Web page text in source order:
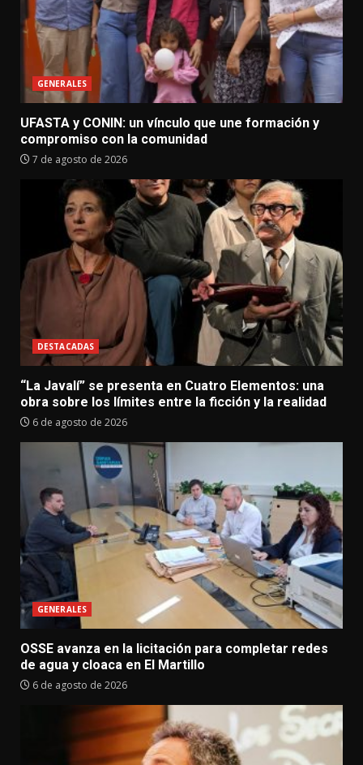
GENERALES
UFASTA y CONIN: un vínculo que une formación y
compromiso con la comunidad
7 de agosto de 2026
DESTACADAS
“La Javalí” se presenta en Cuatro Elementos: una
obra sobre los límites entre la ficción y la realidad
6 de agosto de 2026
GENERALES
OSSE avanza en la licitación para completar redes
de agua y cloaca en El Martillo
6 de agosto de 2026